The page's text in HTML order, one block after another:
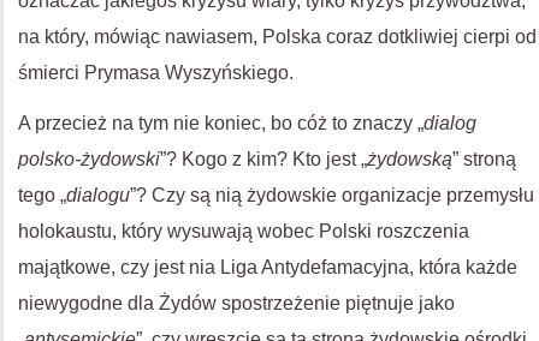
na który, mówiąc nawiasem, Polska coraz dotkliwiej cierpi od
śmierci Prymasa Wyszyńskiego.
A przecież na tym nie koniec, bo cóż to znaczy „dialog
polsko-żydowski”? Kogo z kim? Kto jest „żydowską” stroną
tego „dialogu”? Czy są nią żydowskie organizacje przemysłu
holokaustu, który wysuwają wobec Polski roszczenia
majątkowe, czy jest nia Liga Antydefamacyjna, która każde
niewygodne dla Żydów spostrzeżenie piętnuje jako